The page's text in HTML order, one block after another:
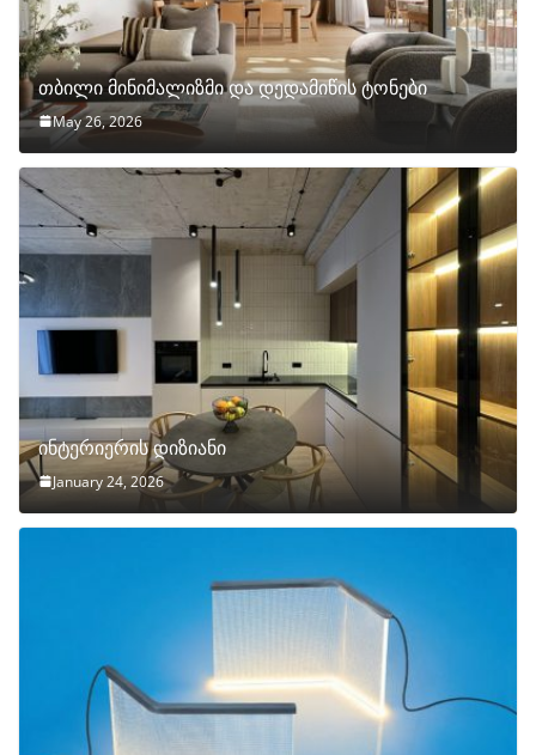
თბილი მინიმალიზმი და დედამიწის ტონები
May 26, 2026
ინტერიერის დიზიანი
January 24, 2026